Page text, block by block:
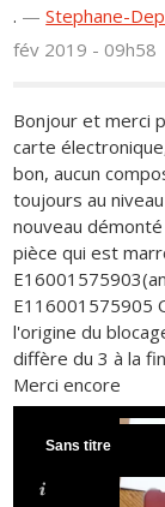
. —Stephane-
fév 2019 - 09h58
Bonjour et merci
carte
bon, aucun
toujours au
nouveau
pièce qui est
E116001575905
l'origine du
diffère du 3 à la
Merci encore
Sans titre